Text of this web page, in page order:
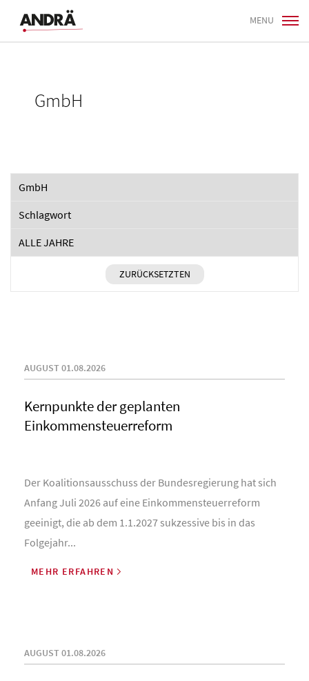
MENU
GmbH
AUGUST 01.08.2026
Kernpunkte der geplanten
Einkommensteuerreform
Der Koalitionsausschuss der Bundesregierung hat sich
Anfang Juli 2026 auf eine Einkommensteuerreform
geeinigt, die ab dem 1.1.2027 sukzessive bis in das
Folgejahr...
MEHR ERFAHREN
AUGUST 01.08.2026